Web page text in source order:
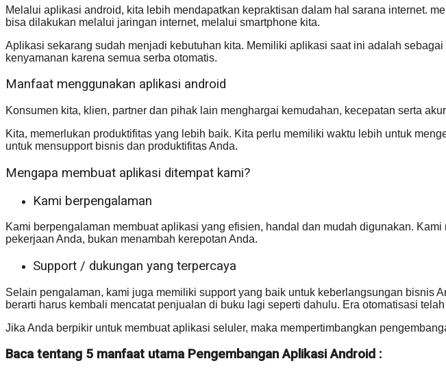
Melalui aplikasi android, kita lebih mendapatkan kepraktisan dalam hal sarana internet.
bisa dilakukan melalui jaringan internet, melalui smartphone kita.
Aplikasi sekarang sudah menjadi kebutuhan kita. Memiliki aplikasi saat ini adalah
kenyamanan karena semua serba otomatis.
Manfaat menggunakan aplikasi android
Konsumen kita, klien, partner dan pihak lain menghargai kemudahan, kecepatan serta
Kita, memerlukan produktifitas yang lebih baik. Kita perlu memiliki waktu lebih untuk
untuk mensupport bisnis dan produktifitas Anda.
Mengapa membuat aplikasi ditempat kami?
Kami berpengalaman
Kami berpengalaman membuat aplikasi yang efisien, handal dan mudah digunakan.
pekerjaan Anda, bukan menambah kerepotan Anda.
Support / dukungan yang terpercaya
Selain pengalaman, kami juga memiliki support yang baik untuk keberlangsungan bisnis
berarti harus kembali mencatat penjualan di buku lagi seperti dahulu. Era otomatisasi
Jika Anda berpikir untuk membuat aplikasi seluler, maka mempertimbangkan
Baca tentang 5 manfaat utama Pengembangan Aplikasi Android :